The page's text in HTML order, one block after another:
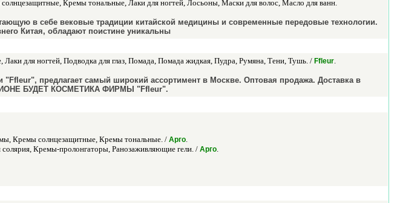
Кремы тональные, Лаки для ногтей, Лосьоны, Маски для волос, Масло для ванн.
в себе вековые традиции китайской медицины и современные передовые технологии.
Китая, обладают поистине уникальны
Лаки для ногтей, Подводка для глаз, Помада, Помада жидкая, Пудра, Румяна, Тени, Тушь. / Ffleur.
предлагает самый широкий ассортимент в Москве. Оптовая продажа. Доставка в
БУДЕТ КОСМЕТИКА ФИРМЫ "Ffleur".
Кремы солнцезащитные, Кремы тональные. / Арго.
Кремы-пролонгаторы, Ранозаживляющие гели. / Арго.